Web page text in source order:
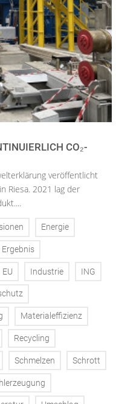
CO₂-
veröffentlicht
Riesa. 2021 lag der
Energie
Ergebnis
EU Industrie ING
Materialeffizienz
Recycling
Schmelzen Schrott